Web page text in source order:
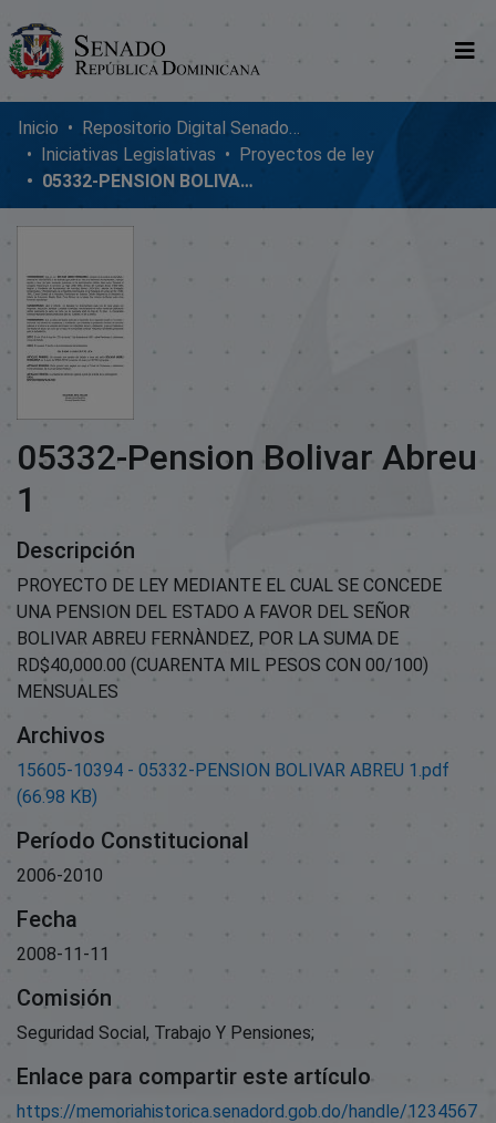
Comunidades
Glosario
Nosotros
Inicio
Repositorio Digital SenadoRD
Iniciativas Legislativas
Proyectos de ley
05332-PENSION BOLIVAR ABREU 1
05332-Pension Bolivar Abreu
1
Descripción
PROYECTO DE LEY MEDIANTE EL CUAL SE CONCEDE
UNA PENSION DEL ESTADO A FAVOR DEL SEÑOR
BOLIVAR ABREU FERNÀNDEZ, POR LA SUMA DE
RD$40,000.00 (CUARENTA MIL PESOS CON 00/100)
MENSUALES
Archivos
15605-10394 - 05332-PENSION BOLIVAR ABREU 1.pdf
(66.98 KB)
Período Constitucional
2006-2010
Fecha
2008-11-11
Comisión
Seguridad Social, Trabajo Y Pensiones;
Enlace para compartir este artículo
https://memoriahistorica.senadord.gob.do/handle/1234567